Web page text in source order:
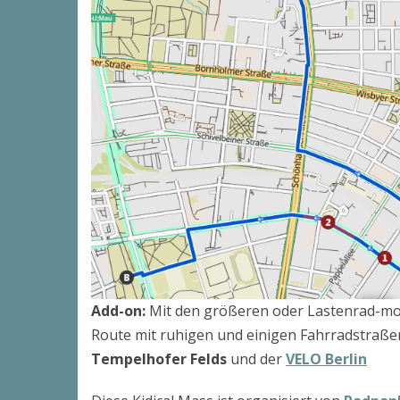
Add-on: Mit den größeren oder Lastenrad-
Route mit ruhigen und einigen
Tempelhofer Felds und derVELO Berlin